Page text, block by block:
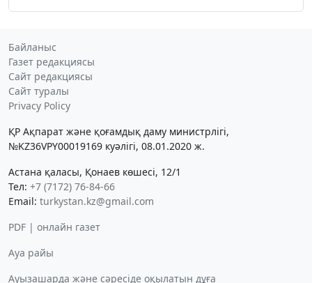
Байланыс
Газет редакциясы
Сайт редакциясы
Сайт туралы
Privacy Policy
ҚР Ақпарат және қоғамдық даму министрлігі,
№KZ36VPY00019169 куәлігі, 08.01.2020 ж.
Астана қаласы, Қонаев көшесі, 12/1
Тел: +7 (7172) 76-84-66
Email: turkystan.kz@gmail.com
PDF | онлайн газет
Ауа райы
Ауызашарда және сәресіде оқылатын дұға